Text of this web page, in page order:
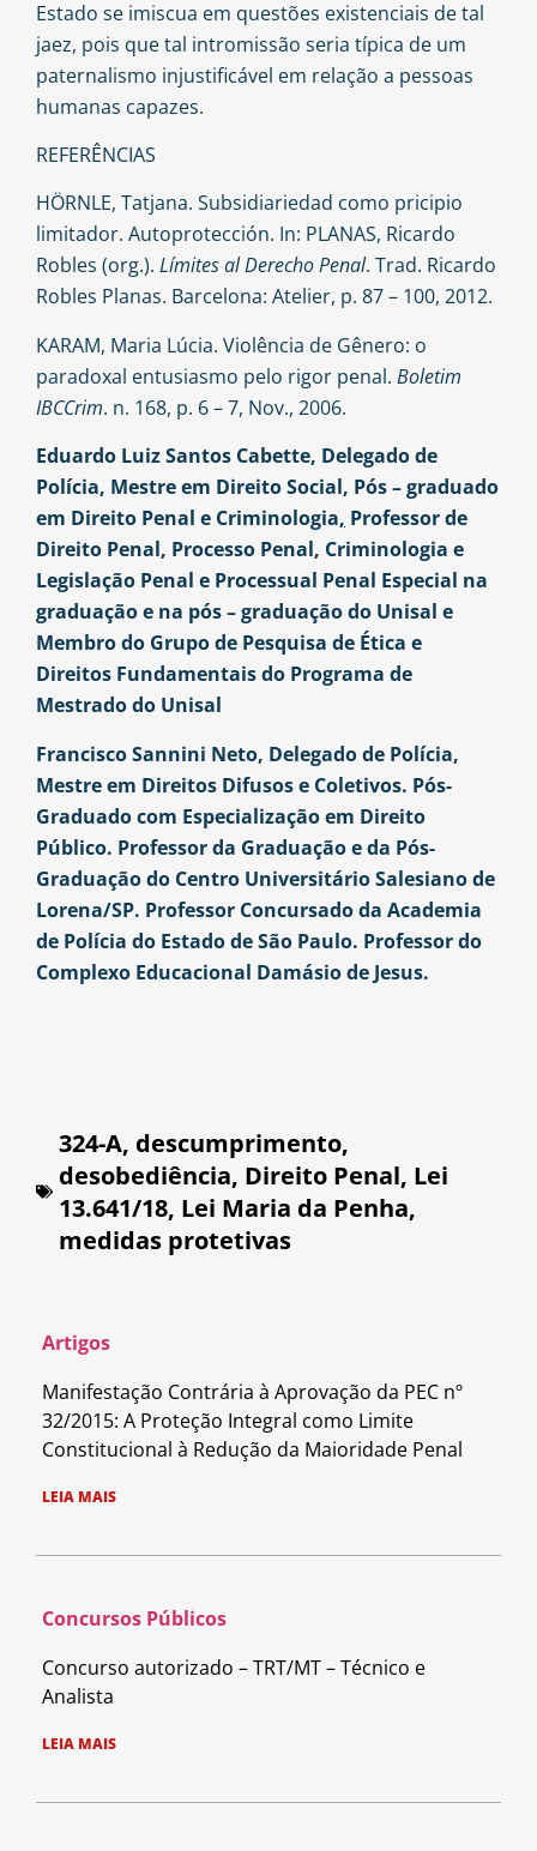
Estado se imiscua em questões existenciais de tal
jaez, pois que tal intromissão seria típica de um
paternalismo injustificável em relação a pessoas
humanas capazes.
REFERÊNCIAS
HÖRNLE, Tatjana. Subsidiariedad como pricipio
limitador. Autoprotección. In: PLANAS, Ricardo
Robles (org.). Límites al Derecho Penal. Trad. Ricardo
Robles Planas. Barcelona: Atelier, p. 87 – 100, 2012.
KARAM, Maria Lúcia. Violência de Gênero: o
paradoxal entusiasmo pelo rigor penal. Boletim
IBCCrim. n. 168, p. 6 – 7, Nov., 2006.
Eduardo Luiz Santos Cabette, Delegado de
Polícia, Mestre em Direito Social, Pós – graduado
em Direito Penal e Criminologia, Professor de
Direito Penal, Processo Penal, Criminologia e
Legislação Penal e Processual Penal Especial na
graduação e na pós – graduação do Unisal e
Membro do Grupo de Pesquisa de Ética e
Direitos Fundamentais do Programa de
Mestrado do Unisal
Francisco Sannini Neto, Delegado de Polícia,
Mestre em Direitos Difusos e Coletivos. Pós-
Graduado com Especialização em Direito
Público. Professor da Graduação e da Pós-
Graduação do Centro Universitário Salesiano de
Lorena/SP. Professor Concursado da Academia
de Polícia do Estado de São Paulo. Professor do
Complexo Educacional Damásio de Jesus.
324-A, descumprimento,
desobediência, Direito Penal, Lei
13.641/18, Lei Maria da Penha,
medidas protetivas
Artigos
Manifestação Contrária à Aprovação da PEC nº
32/2015: A Proteção Integral como Limite
Constitucional à Redução da Maioridade Penal
LEIA MAIS
Concursos Públicos
Concurso autorizado – TRT/MT – Técnico e
Analista
LEIA MAIS